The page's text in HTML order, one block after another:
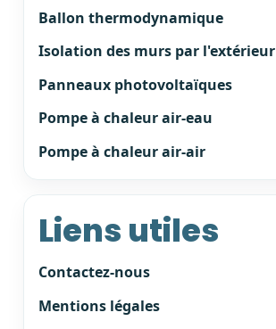
Ballon thermodynamique
Isolation des murs par l'extérieur
Panneaux photovoltaïques
Pompe à chaleur air-eau
Pompe à chaleur air-air
Liens utiles
Contactez-nous
Mentions légales